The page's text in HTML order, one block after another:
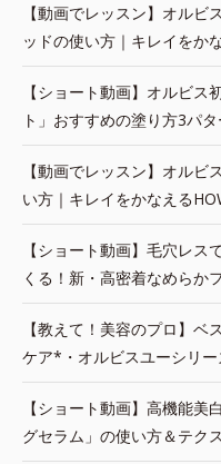
【動画でレッスン】オル
ッドの使い方｜キレイをか
【ショート動画】オルビ
ト」おすすめの塗り方3パ
【動画でレッスン】オル
い方｜キレイをかなえる
【ショート動画】毛穴レ
くる！新・高密着なめらか
【教えて！美容のプロ】
ケア*・オルビスユーシリー
【ショート動画】高機能
グセラム」の使い方＆テク